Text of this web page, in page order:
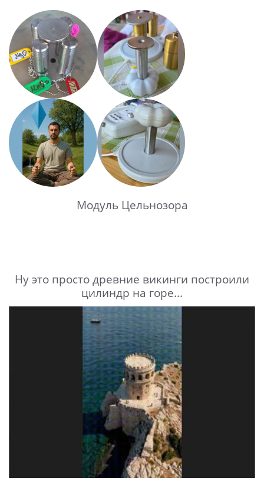
Модуль Цельнозора
Ну это просто древние викинги построили
цилиндр на горе...